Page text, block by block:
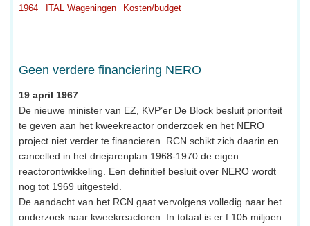
1964
ITAL Wageningen Kosten/budget
Geen verdere financiering NERO
19 april 1967
De nieuwe minister van EZ, KVP’er De Block besluit prioriteit
te geven aan het kweekreactor onderzoek en het NERO
project niet verder te financieren. RCN schikt zich daarin en
cancelled in het driejarenplan 1968-1970 de eigen
reactorontwikkeling. Een definitief besluit over NERO wordt
nog tot 1969 uitgesteld.
De aandacht van het RCN gaat vervolgens volledig naar het
onderzoek naar kweekreactoren. In totaal is er f 105 miljoen